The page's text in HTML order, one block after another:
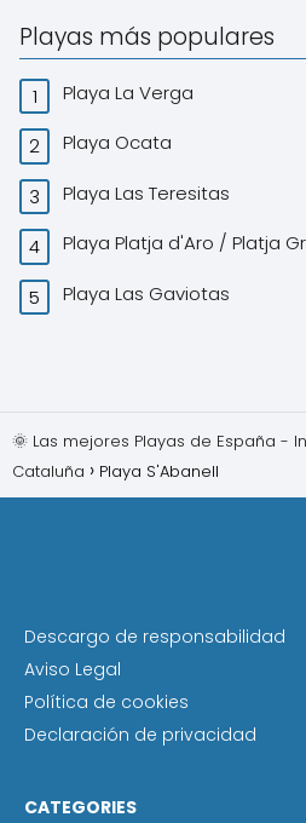
Playas más populares
Playa La Verga
Playa Ocata
Playa Las Teresitas
Playa Platja d'Aro / Platja
Playa Las Gaviotas
🌞 Las mejores Playas de España -
Cataluña
Playa S'Abanell
Descargo de responsabilidad
Aviso Legal
Política de cookies
Declaración de privacidad
CATEGORIES